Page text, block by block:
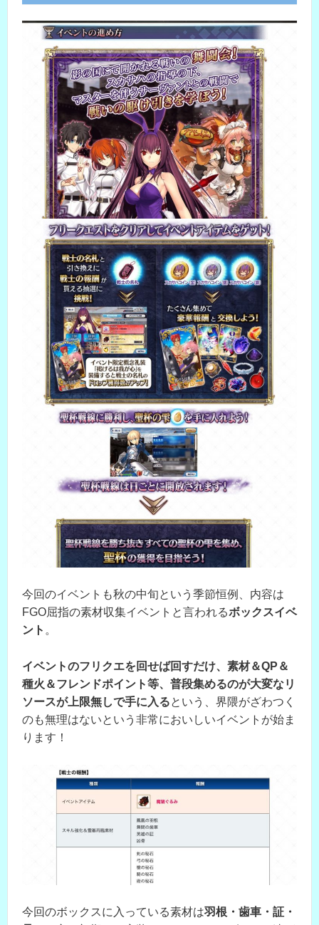
今回のイベントも秋の中旬という季節恒例、内容は
FGO屈指の素材収集イベントと言われるボックスイベ
ント 。
イベントのフリクエを回せば回すだけ、素材＆QP＆
種火＆フレンドポイント等、普段集めるのが大変なリ
ソースが上限無しで手に入るという、界隈がざわつく
のも無理はないという非常においしいイベントが始ま
ります！
今回のボックスに入っている素材は羽根・歯車・証・